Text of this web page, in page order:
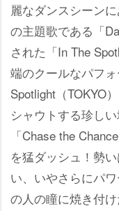
麗なダンスシーン
の主題歌である「
された「In The
端のクールなパフ
Spotlight（TOKYO
シャウトする珍し
「Chase the
を猛ダッシュ！勢
い、いやさらにパ
の人の瞳に焼き付け